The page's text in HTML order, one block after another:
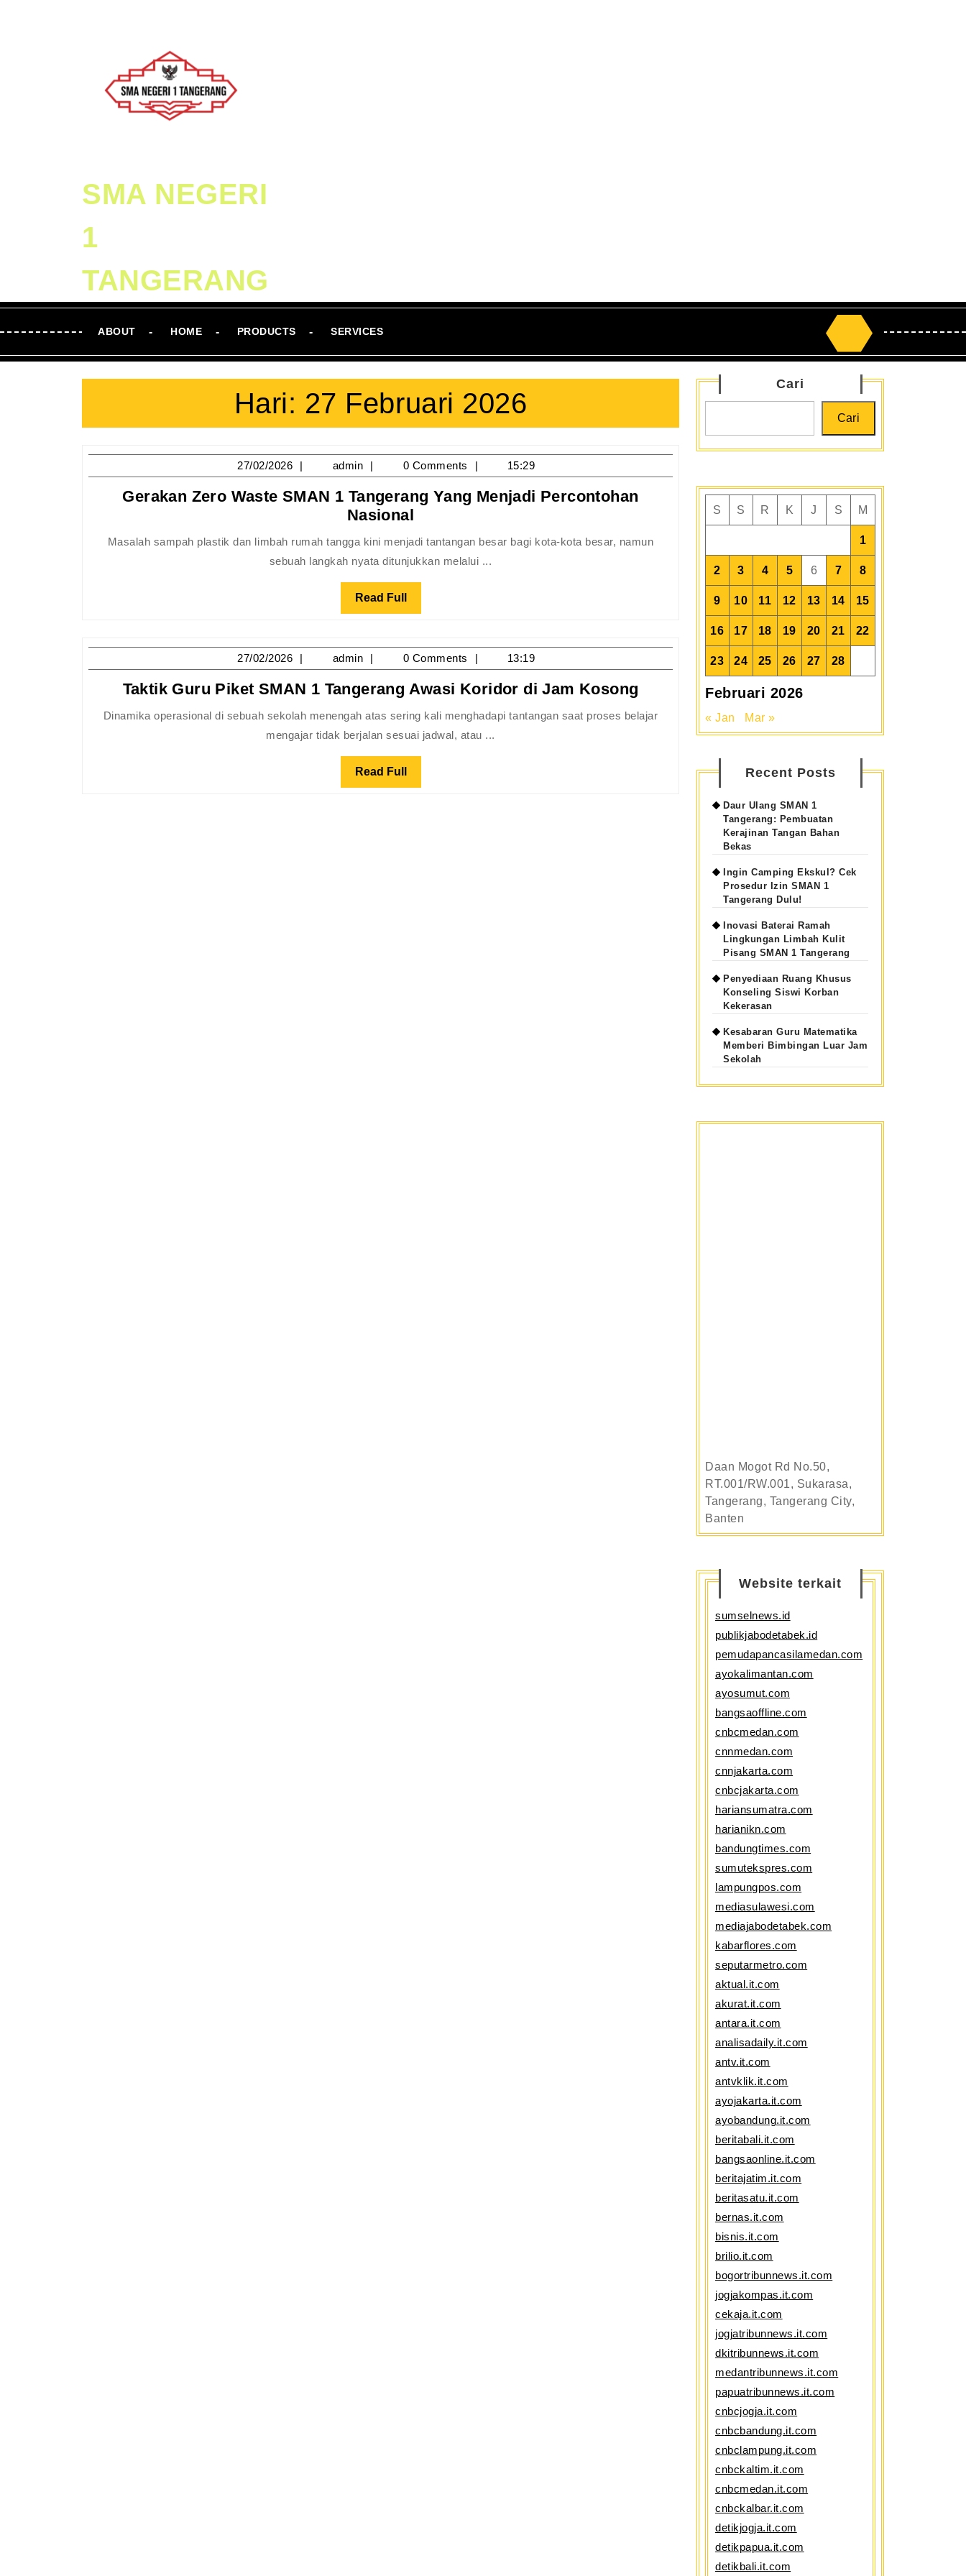
SMA NEGERI
1
TANGERANG
ABOUT HOME PRODUCTS SERVICES
Search
for:
Hari: 27 Februari 2026
27/02/2026 27/02/2026
admin admin0 Comments 15:29
Gerakan Zero Waste SMAN 1 Tangerang Yang Menjadi Percontohan
Nasional
Zero
Waste
SMAN
Menjadi
Percontohan
Nasional
Masalah sampah plastik dan limbah rumah tangga kini menjadi tantangan besar bagi kota-kota besar, namun
sebuah langkah nyata ditunjukkan melalui ...
Read Full Read
Full
27/02/2026 27/02/2026
admin admin0 Comments 13:19
Taktik Guru Piket SMAN 1 Tangerang Awasi Koridor di Jam Kosong
Guru
Piket
Dinamika operasional di sebuah sekolah menengah atas sering kali menghadapi tantangan saat proses belajar
mengajar tidak berjalan sesuai jadwal, atau ...
Read Full Read
Full
Cari
Cari
Februari 2026
S S R K J S M
1
2 3 4 5 6 7 8
9 10 11 12 13 14 15
16 17 18 19 20 21 22
23 24 25 26 27 28
« Jan Mar »
Recent Posts
Daur Ulang SMAN 1
Tangerang: Pembuatan
Kerajinan Tangan Bahan
Bekas
Ingin Camping Ekskul? Cek
Prosedur Izin SMAN 1
Tangerang Dulu!
Inovasi Baterai Ramah
Lingkungan Limbah Kulit
Pisang SMAN 1 Tangerang
Penyediaan Ruang Khusus
Konseling Siswi Korban
Kekerasan
Kesabaran Guru Matematika
Memberi Bimbingan Luar Jam
Sekolah
Daan Mogot Rd No.50,
RT.001/RW.001, Sukarasa,
Tangerang, Tangerang City,
Banten
Website terkait
sumselnews.id
publikjabodetabek.id
pemudapancasilamedan.com
ayokalimantan.com
ayosumut.com
bangsaoffline.com
cnbcmedan.com
cnnmedan.com
cnnjakarta.com
cnbcjakarta.com
hariansumatra.com
harianikn.com
bandungtimes.com
sumutekspres.com
lampungpos.com
mediasulawesi.com
mediajabodetabek.com
kabarflores.com
seputarmetro.com
aktual.it.com
akurat.it.com
antara.it.com
analisadaily.it.com
antv.it.com
antvklik.it.com
ayojakarta.it.com
ayobandung.it.com
beritabali.it.com
bangsaonline.it.com
beritajatim.it.com
beritasatu.it.com
bernas.it.com
bisnis.it.com
brilio.it.com
bogortribunnews.it.com
jogjakompas.it.com
cekaja.it.com
jogjatribunnews.it.com
dkitribunnews.it.com
medantribunnews.it.com
papuatribunnews.it.com
cnbcjogja.it.com
cnbcbandung.it.com
cnbclampung.it.com
cnbckaltim.it.com
cnbcmedan.it.com
cnbckalbar.it.com
detikjogja.it.com
detikpapua.it.com
detikbali.it.com